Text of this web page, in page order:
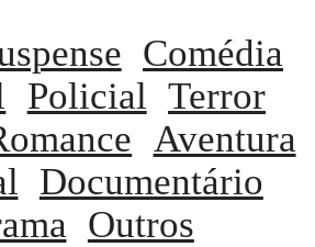
Comédia
Policial Terror
Aventura
Documentário
Outros